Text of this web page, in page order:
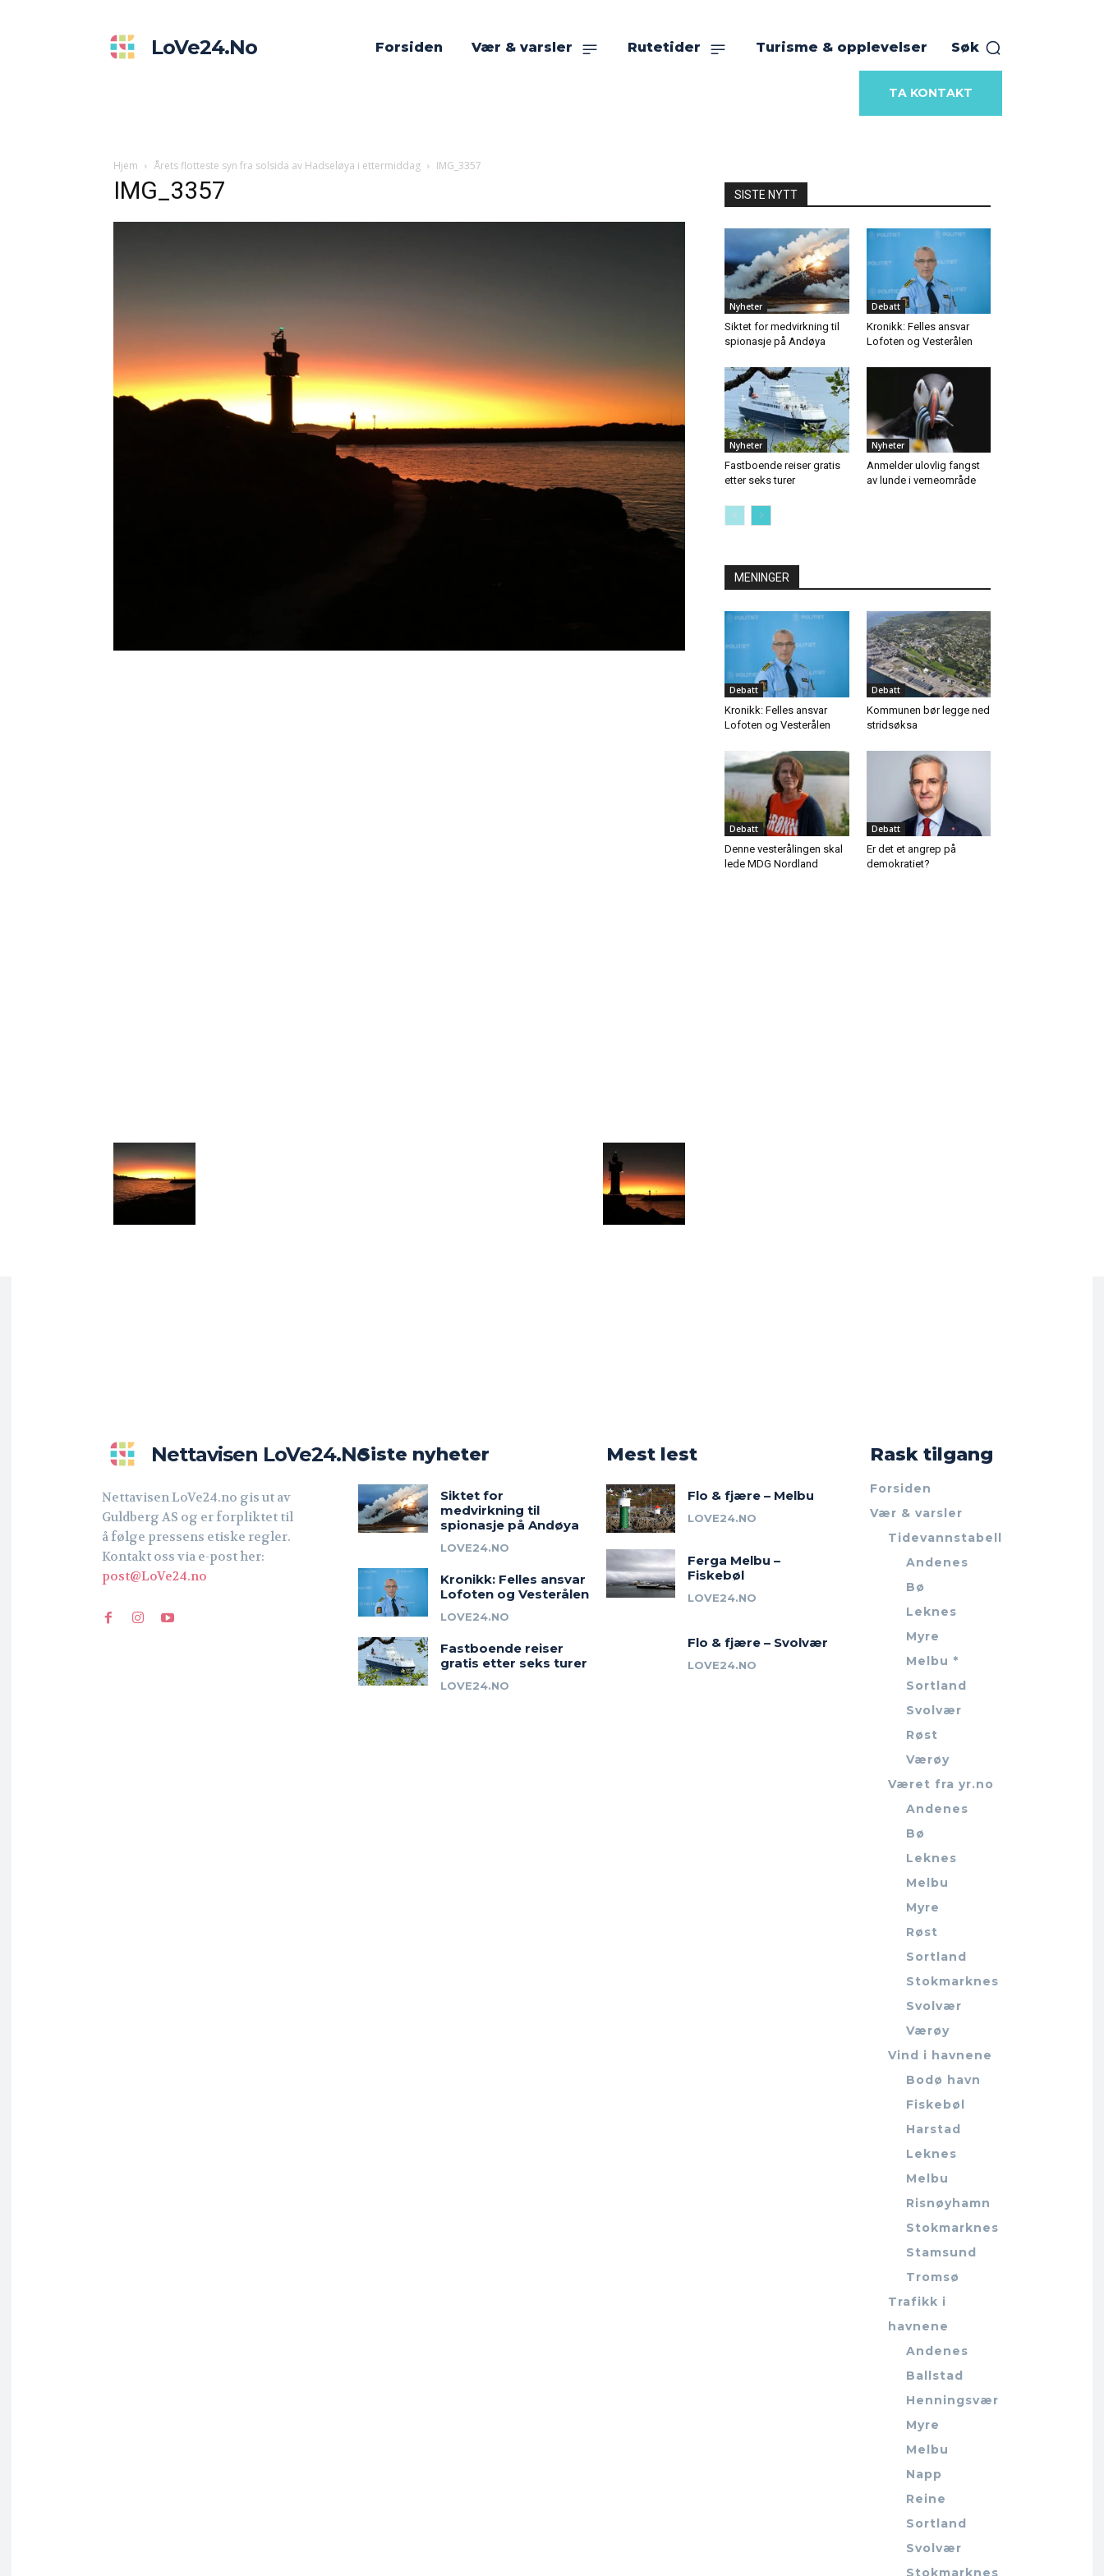
LoVe24.no Forsiden Vær & varsler Rutetider Turisme & opplevelser Søk
TA KONTAKT
Hjem Årets flotteste syn fra solsida av Hadseløya i ettermiddag IMG_3357
IMG_3357 SISTE NYTT
Nyheter
Siktet for medvirkning til
spionasje på Andøya
Debatt
Kronikk: Felles ansvar
Lofoten og Vesterålen
Nyheter
Fastboende reiser gratis
etter seks turer
Nyheter
Anmelder ulovlig fangst
av lunde i verneområde
MENINGER
Debatt
Kronikk: Felles ansvar
Lofoten og Vesterålen
Debatt
Kommunen bør legge ned
stridsøksa
Debatt
Denne vesterålingen skal
lede MDG Nordland
Debatt
Er det et angrep på
demokratiet?
Nettavisen LoVe24.no
Nettavisen LoVe24.no gis ut av
Guldberg AS og er forpliktet til
å følge pressens etiske regler.
Kontakt oss via e-post her:
post@LoVe24.no
Siste nyheter
Siktet for
medvirkning til
spionasje på Andøya
LOVE24.NO
Kronikk: Felles ansvar
Lofoten og Vesterålen
LOVE24.NO
Fastboende reiser
gratis etter seks turer
LOVE24.NO
Mest lest
Flo & fjære – Melbu
LOVE24.NO
Ferga Melbu –
Fiskebøl
LOVE24.NO
Flo & fjære – Svolvær
LOVE24.NO
Rask tilgang
Forsiden
Vær & varsler
Tidevannstabell
Andenes
Bø
Leknes
Myre
Melbu *
Sortland
Svolvær
Røst
Værøy
Været fra yr.no
Andenes
Bø
Leknes
Melbu
Myre
Røst
Sortland
Stokmarknes
Svolvær
Værøy
Vind i havnene
Bodø havn
Fiskebøl
Harstad
Leknes
Melbu
Risnøyhamn
Stokmarknes
Stamsund
Tromsø
Trafikk i
havnene
Andenes
Ballstad
Henningsvær
Myre
Melbu
Napp
Reine
Sortland
Svolvær
Stokmarknes